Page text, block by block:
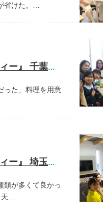
省けた。…
開催しました! 『新築お披露目パーティー』 千葉県松戸市 H様宅
った、料理を用意
開催しました! 『新築お披露目パーティー』 埼玉県越谷市 S様宅
類が多くて良かっ
天…